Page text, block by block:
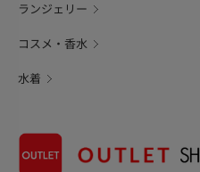
ランジェリー
コスメ・香水
水着